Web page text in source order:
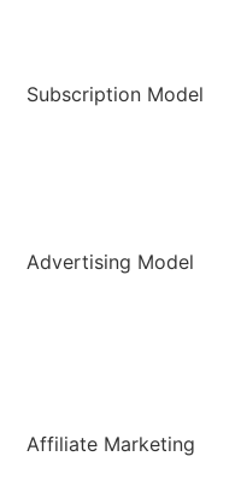
Subscription Model
Advertising Model
Affiliate Marketing